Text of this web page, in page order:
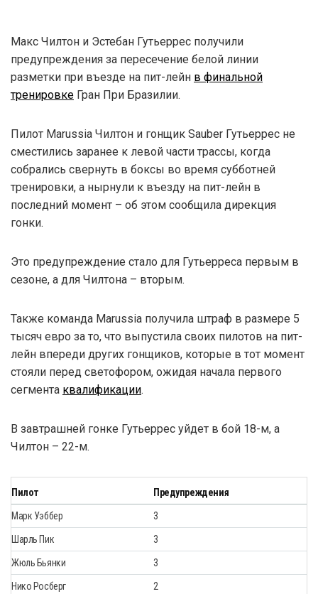
Макс Чилтон и Эстебан Гутьеррес получили
предупреждения за пересечение белой линии
разметки при въезде на пит-лейн в финальной
тренировке Гран При Бразилии.
Пилот Marussia Чилтон и гонщик Sauber Гутьеррес не
сместились заранее к левой части трассы, когда
собрались свернуть в боксы во время субботней
тренировки, а нырнули к въезду на пит-лейн в
последний момент – об этом сообщила дирекция
гонки.
Это предупреждение стало для Гутьерреса первым в
сезоне, а для Чилтона – вторым.
Также команда Marussia получила штраф в размере 5
тысяч евро за то, что выпустила своих пилотов на пит-
лейн впереди других гонщиков, которые в тот момент
стояли перед светофором, ожидая начала первого
сегмента квалификации.
В завтрашней гонке Гутьеррес уйдет в бой 18-м, а
Чилтон – 22-м.
Пилот Предупреждения
Марк Уэббер 3
Шарль Пик 3
Жюль Бьянки 3
Нико Росберг 2